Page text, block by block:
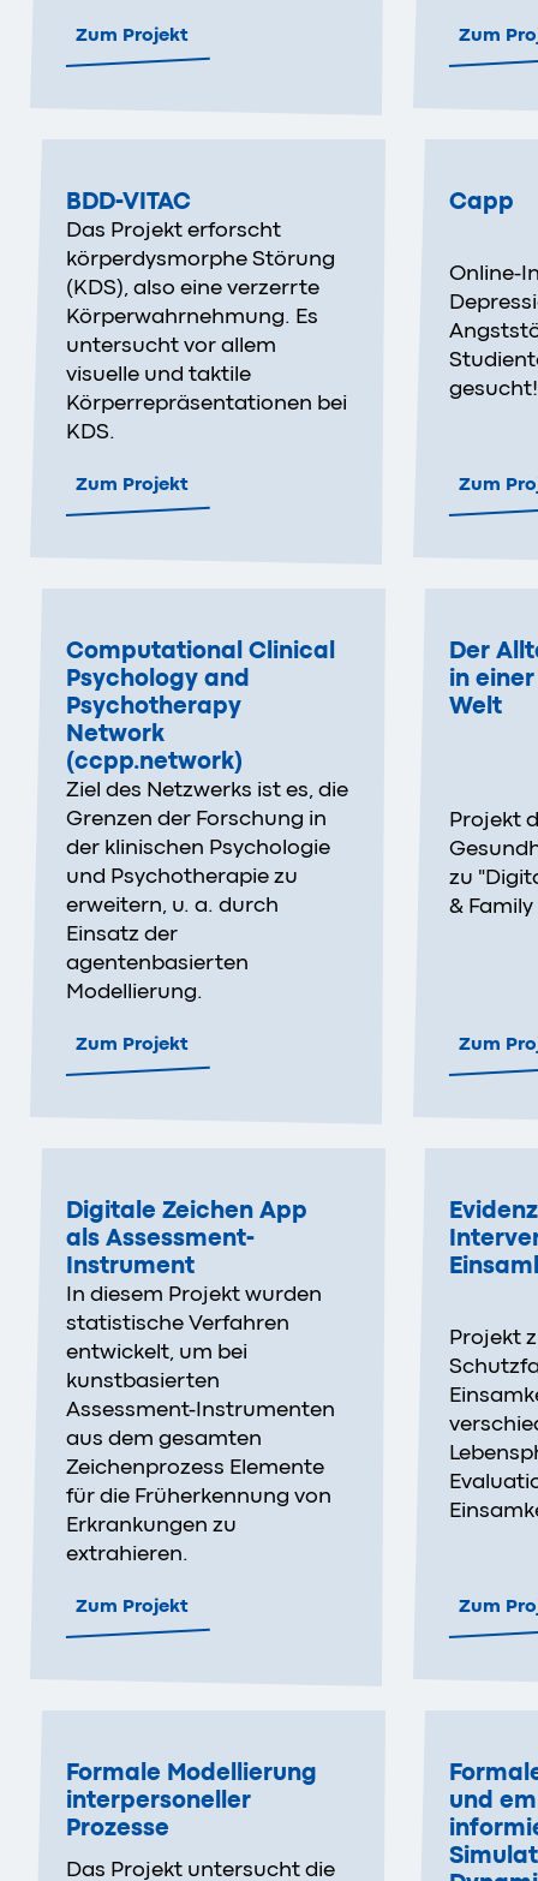
Zum Projekt Zum
BDD-VITAC
Das Projekt erforscht
körperdysmorphe Störung
(KDS), also eine verzerrte
Körperwahrnehmung. Es
untersucht vor allem
visuelle und taktile
Körperrepräsentationen bei
KDS.
Zum Projekt
Capp
Online-
gesucht!
Zum
Computational Clinical
Psychology and
Psychotherapy
Network
(ccpp.network)
Ziel des Netzwerks ist es, die
Grenzen der Forschung in
der klinischen Psychologie
und Psychotherapie zu
erweitern, u. a. durch
Einsatz der
agentenbasierten
Modellierung.
Zum Projekt
Der
in
Welt
Projekt
zu
&
Zum
Digitale Zeichen App
als Assessment-
Instrument
In diesem Projekt wurden
statistische Verfahren
entwickelt, um bei
kunstbasierten
Assessment-Instrumenten
aus dem gesamten
Zeichenprozess Elemente
für die Früherkennung von
Erkrankungen zu
extrahieren.
Zum Projekt
Projekt
Zum
Formale Modellierung
interpersoneller
Prozesse
Das Projekt untersucht die
und